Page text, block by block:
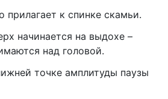
прилагает к спинке скамьи.
начинается на выдохе –
над головой.
точке амплитуды паузы